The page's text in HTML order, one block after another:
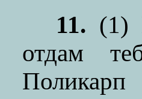
11. (1)
отдам